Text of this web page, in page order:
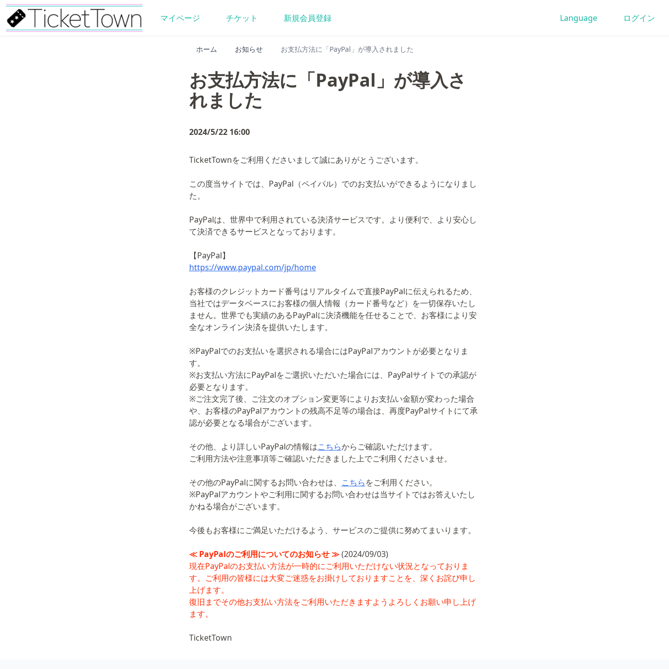
マイページ チケット 新規会員登録 Language ログイン
ホーム お知らせ お支払方法に「PayPal」が導入されました
お支払方法に「PayPal」が導入さ
れました
2024/5/22 16:00
TicketTownをご利用くださいまして誠にありがとうございます。
この度当サイトでは、PayPal（ペイパル）でのお支払いができるようになりまし
た。
PayPalは、世界中で利用されている決済サービスです。より便利で、より安心し
て決済できるサービスとなっております。
【PayPal】
https://www.paypal.com/jp/home
お客様のクレジットカード番号はリアルタイムで直接PayPalに伝えられるため、
当社ではデータベースにお客様の個人情報（カード番号など）を一切保存いたし
ません。 世界でも実績のあるPayPalに決済機能を任せることで、お客様により安
全なオンライン決済を提供いたします。
※PayPalでのお支払いを選択される場合にはPayPalアカウントが必要となりま
す。
※お支払い方法にPayPalをご選択いただいた場合には、PayPalサイトでの承認が
必要となります。
※ご注文完了後、ご注文のオプション変更等によりお支払い金額が変わった場合
や、お客様のPayPalアカウントの残高不足等の場合は、再度PayPalサイトにて承
認が必要となる場合がございます。
その他、より詳しいPayPalの情報はこちらからご確認いただけます。
ご利用方法や注意事項等ご確認いただきました上でご利用くださいませ。
その他のPayPalに関するお問い合わせは、 こちらをご利用ください。
※PayPalアカウントやご利用に関するお問い合わせは当サイトではお答えいたし
かねる場合がございます。
今後もお客様にご満足いただけるよう、サービスのご提供に努めてまいります。
≪ PayPalのご利用についてのお知らせ ≫(2024/09/03)
現在PayPalのお支払い方法が一時的にご利用いただけない状況となっておりま
す。ご利用の皆様には大変ご迷惑をお掛けしておりますことを、深くお詫び申し
上げます。
復旧までその他お支払い方法をご利用いただきますようよろしくお願い申し上げ
ます。
TicketTown